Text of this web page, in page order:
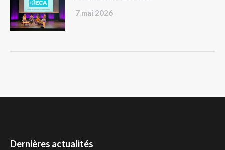
7 mai 2026
Dernières actualités